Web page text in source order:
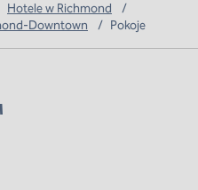
Hotele w Richmond
/
Downtown
/ Pokoje